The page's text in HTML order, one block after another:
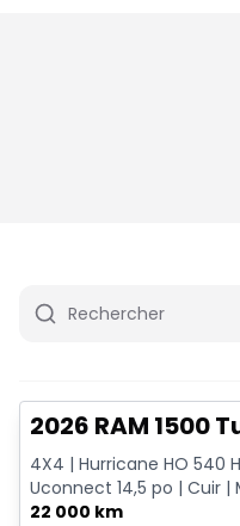
2026 RAM 1500
4X4 | Hurricane HO 540
Uconnect 14,5 po | Cuir |
22 000 km